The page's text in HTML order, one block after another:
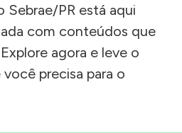
Sebrae/PR está aqui
com conteúdos que
agora e leve o
precisa para o